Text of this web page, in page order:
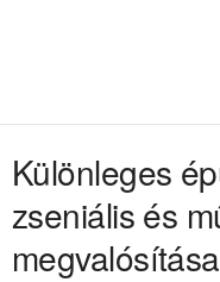
Különleges
zseniális és